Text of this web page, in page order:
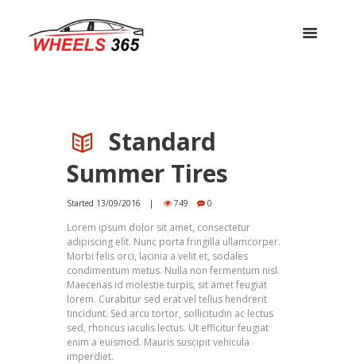
Standard
Summer Tires
Started 13/09/2016 749 0
Lorem ipsum dolor sit amet, consectetur
adipiscing elit. Nunc porta fringilla ullamcorper.
Morbi felis orci, lacinia a velit et, sodales
condimentum metus. Nulla non fermentum nisl.
Maecenas id molestie turpis, sit amet feugiat
lorem. Curabitur sed erat vel tellus hendrerit
tincidunt. Sed arcu tortor, sollicitudin ac lectus
sed, rhoncus iaculis lectus. Ut efficitur feugiat
enim a euismod. Mauris suscipit vehicula
imperdiet.